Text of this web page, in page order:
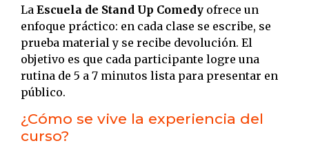
La Escuela de Stand Up Comedy ofrece un
enfoque práctico: en cada clase se escribe, se
prueba material y se recibe devolución. El
objetivo es que cada participante logre una
rutina de 5 a 7 minutos lista para presentar en
público.
¿Cómo se vive la experiencia del
curso?